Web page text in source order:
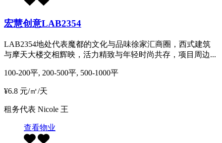
宏慧创意LAB2354
LAB2354地处代表魔都的文化与品味徐家汇商圈，西式建筑
与摩天大楼交相辉映，活力精致与年轻时尚共存，项目周边...
100-200平, 200-500平, 500-1000平
¥6.8 元/㎡/天
租务代表 Nicole 王
查看物业